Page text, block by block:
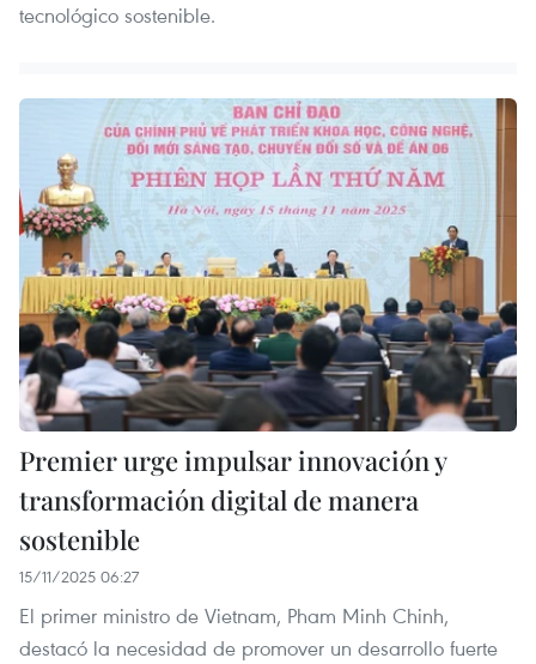
tecnológico sostenible.
Premier urge impulsar innovación y
transformación digital de manera
sostenible
15/11/2025 06:27
El primer ministro de Vietnam, Pham Minh Chinh,
destacó la necesidad de promover un desarrollo fuerte